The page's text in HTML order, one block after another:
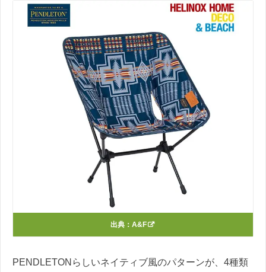
出典： A&F
PENDLETONらしいネイティブ風のパターンが、4種類